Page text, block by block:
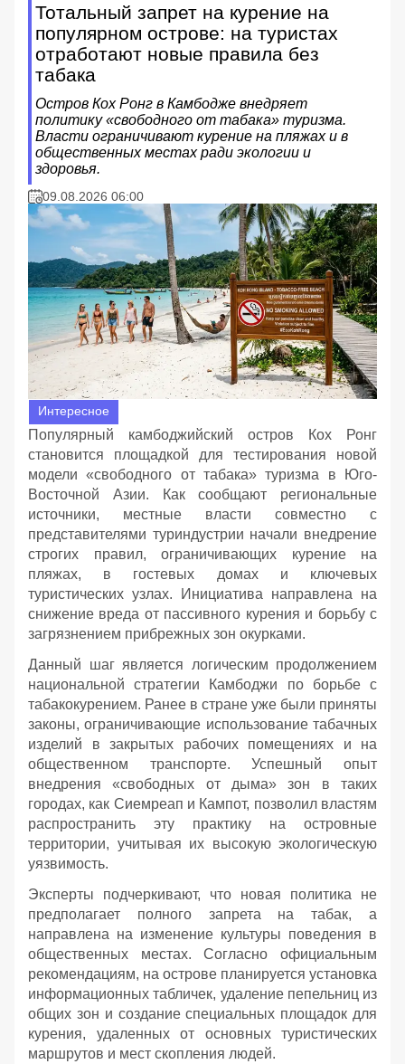
Тотальный запрет на курение на
популярном острове: на туристах
отработают новые правила без
табака
Остров Кох Ронг в Камбодже внедряет
политику «свободного от табака» туризма.
Власти ограничивают курение на пляжах и в
общественных местах ради экологии и
здоровья.
09.08.2026 06:00
Интересное
Популярный камбоджийский остров Кох Ронг
становится площадкой для тестирования новой
модели «свободного от табака» туризма в Юго-
Восточной Азии. Как сообщают региональные
источники, местные власти совместно с
представителями туриндустрии начали внедрение
строгих правил, ограничивающих курение на
пляжах, в гостевых домах и ключевых
туристических узлах. Инициатива направлена на
снижение вреда от пассивного курения и борьбу с
загрязнением прибрежных зон окурками.
Данный шаг является логическим продолжением
национальной стратегии Камбоджи по борьбе с
табакокурением. Ранее в стране уже были приняты
законы, ограничивающие использование табачных
изделий в закрытых рабочих помещениях и на
общественном транспорте. Успешный опыт
внедрения «свободных от дыма» зон в таких
городах, как Сиемреап и Кампот, позволил властям
распространить эту практику на островные
территории, учитывая их высокую экологическую
уязвимость.
Эксперты подчеркивают, что новая политика не
предполагает полного запрета на табак, а
направлена на изменение культуры поведения в
общественных местах. Согласно официальным
рекомендациям, на острове планируется установка
информационных табличек, удаление пепельниц из
общих зон и создание специальных площадок для
курения, удаленных от основных туристических
маршрутов и мест скопления людей.